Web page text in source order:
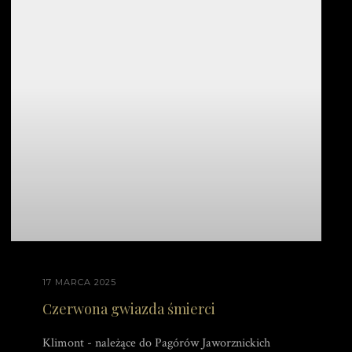
17 MARCA 2025
Czerwona gwiazda śmierci
Klimont - należące do Pagórów Jaworznickich